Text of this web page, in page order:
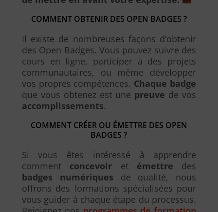
COMMENT OBTENIR DES OPEN BADGES ?
Il existe de nombreuses façons d’obtenir
des Open Badges. Vous pouvez suivre des
cours en ligne, participer à des projets
communautaires, ou même développer
vos propres compétences. Chaque badge
que vous obtenez est une preuve de vos
accomplissements.
COMMENT CRÉER OU ÉMETTRE DES OPEN
BADGES ?
Si vous êtes intéressé à apprendre
comment concevoir et émettre des
badges numériques de qualité, nous
offrons des formations spécialisées pour
vous guider à chaque étape du processus.